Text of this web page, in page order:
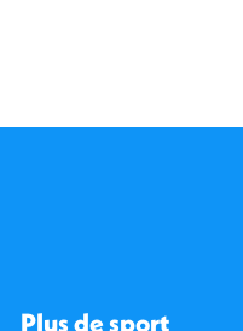
Plus de sport